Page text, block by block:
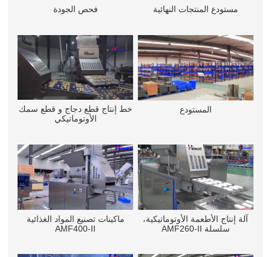
مستودع المنتجات النهائية فحص الجودة
المستودع
خط إنتاج قطع دجاج و قطع سمك
الأوتوماتيكي
آلة إنتاج الأطعمة الأوتوماتيكية،
سلسلة AMF260-II
ماكينات تصنيع المواد الغذائية
AMF400-II